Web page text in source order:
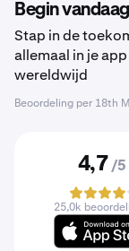
Begin
Stap in de
allemaal in je
wereldwijd
Beoordeling per 18th
4,7 /5
25,0k